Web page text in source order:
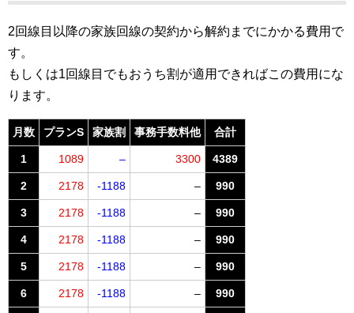
2回線目以降の家族回線の契約から解約までにかかる費用で
す。
もしくは1回線目でもおうち割が適用できればこの費用にな
ります。
月数 プランS 家族割 事務手数料他 合計
1 1089 – 3300 4389
2 2178 -1188 – 990
3 2178 -1188 – 990
4 2178 -1188 – 990
5 2178 -1188 – 990
6 2178 -1188 – 990